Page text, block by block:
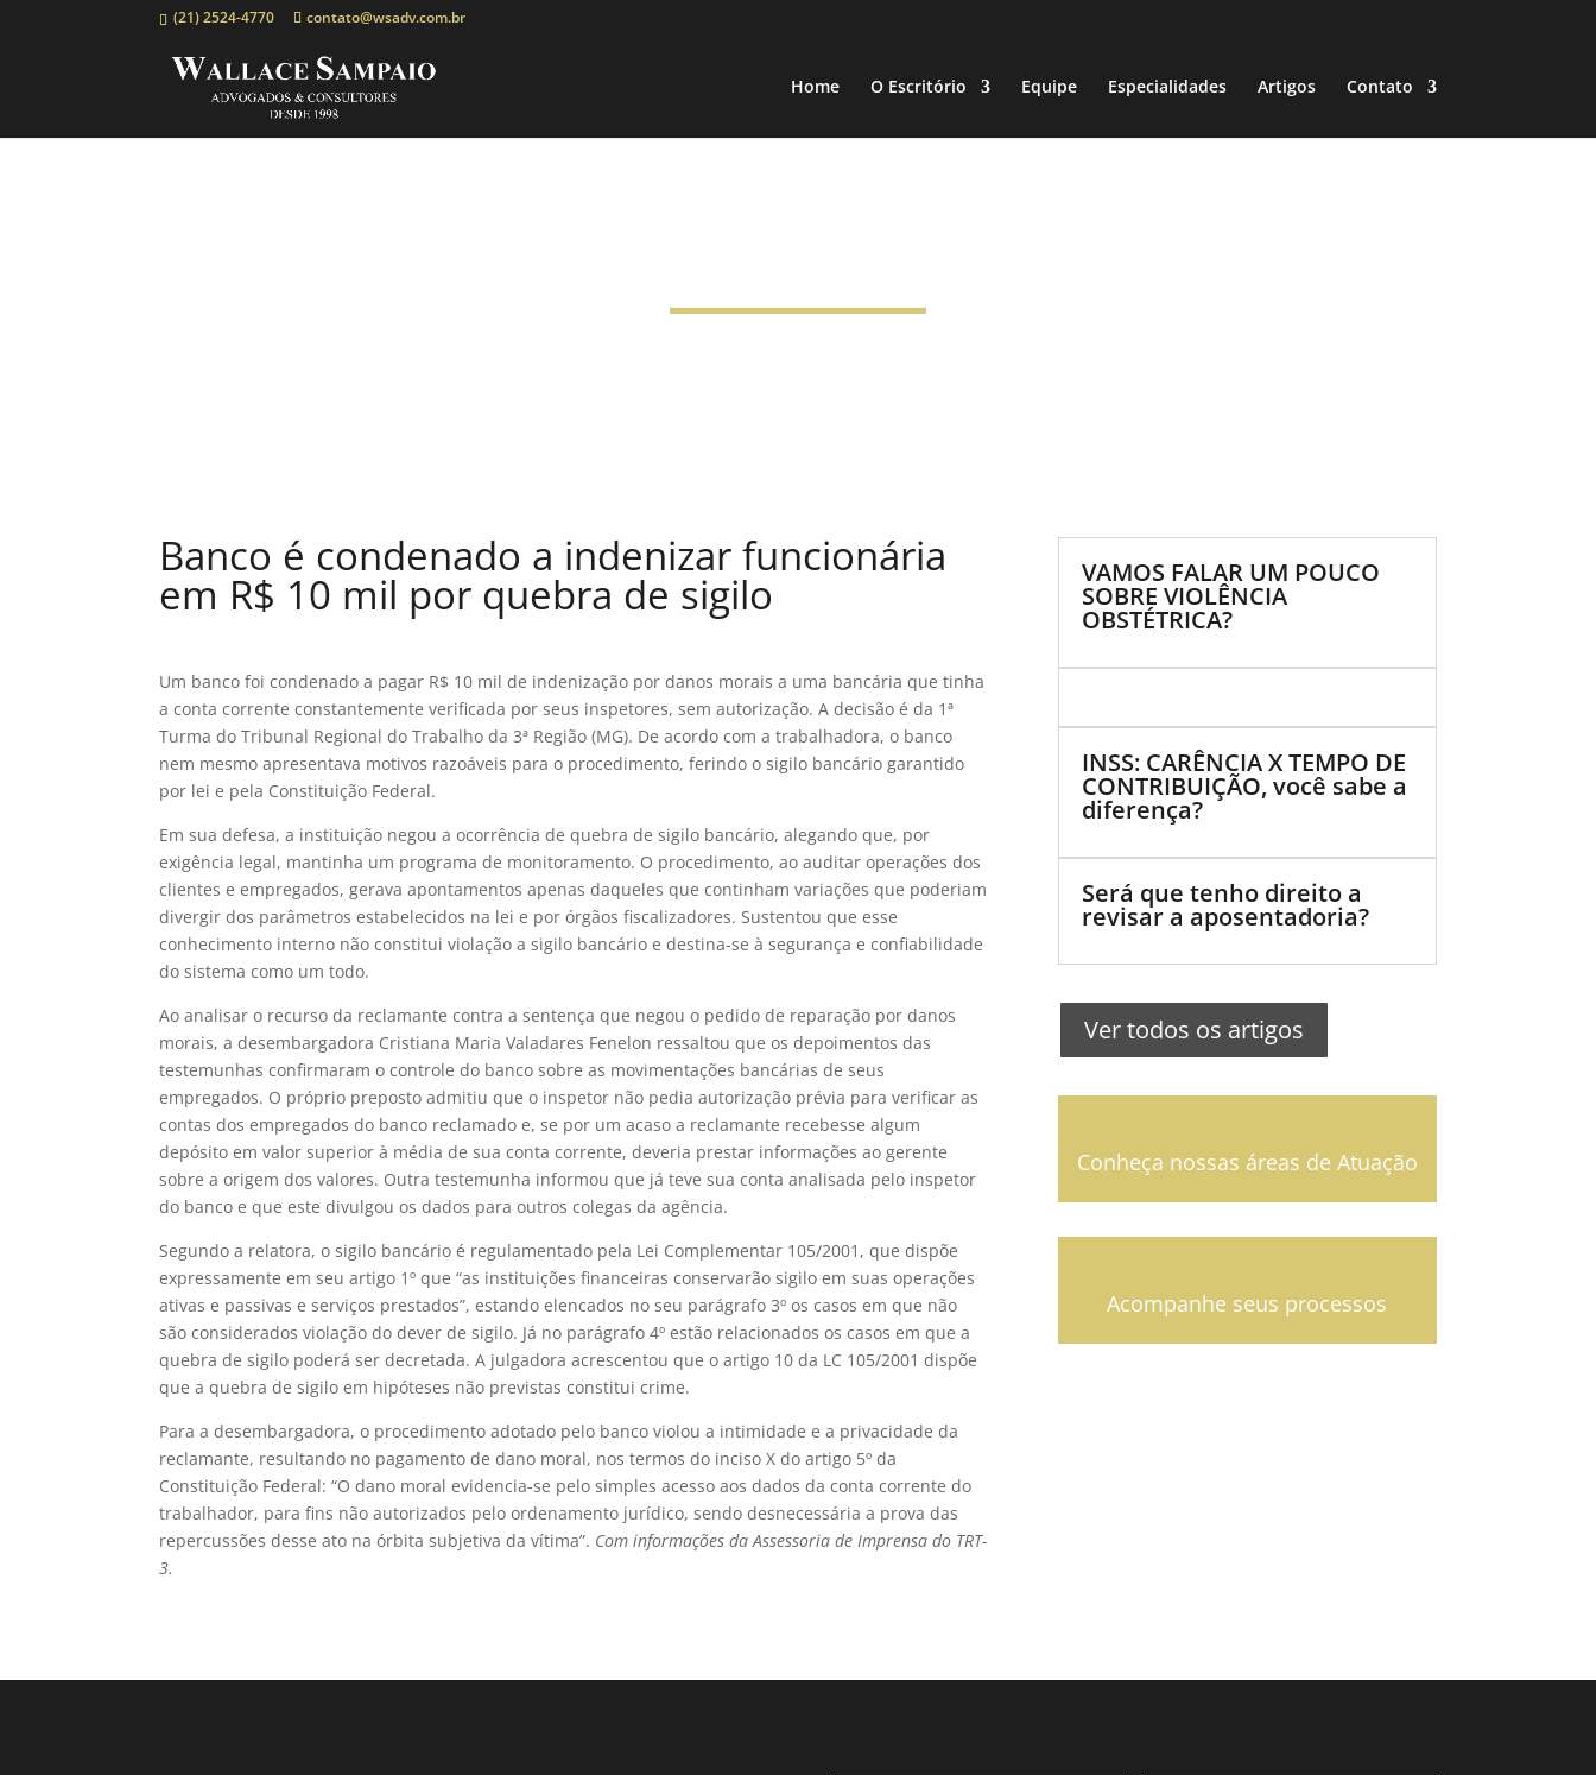
(21) 2524-4770 contato@wsadv.com.br
Home O Escritório Equipe Especialidades Artigos Contato
Banco é condenado a indenizar funcionária
em R$ 10 mil por quebra de sigilo
Um banco foi condenado a pagar R$ 10 mil de indenização por danos morais a uma bancária que tinha
a conta corrente constantemente verificada por seus inspetores, sem autorização. A decisão é da 1ª
Turma do Tribunal Regional do Trabalho da 3ª Região (MG). De acordo com a trabalhadora, o banco
nem mesmo apresentava motivos razoáveis para o procedimento, ferindo o sigilo bancário garantido
por lei e pela Constituição Federal.
Em sua defesa, a instituição negou a ocorrência de quebra de sigilo bancário, alegando que, por
exigência legal, mantinha um programa de monitoramento. O procedimento, ao auditar operações dos
clientes e empregados, gerava apontamentos apenas daqueles que continham variações que poderiam
divergir dos parâmetros estabelecidos na lei e por órgãos fiscalizadores. Sustentou que esse
conhecimento interno não constitui violação a sigilo bancário e destina-se à segurança e confiabilidade
do sistema como um todo.
Ao analisar o recurso da reclamante contra a sentença que negou o pedido de reparação por danos
morais, a desembargadora Cristiana Maria Valadares Fenelon ressaltou que os depoimentos das
testemunhas confirmaram o controle do banco sobre as movimentações bancárias de seus
empregados. O próprio preposto admitiu que o inspetor não pedia autorização prévia para verificar as
contas dos empregados do banco reclamado e, se por um acaso a reclamante recebesse algum
depósito em valor superior à média de sua conta corrente, deveria prestar informações ao gerente
sobre a origem dos valores. Outra testemunha informou que já teve sua conta analisada pelo inspetor
do banco e que este divulgou os dados para outros colegas da agência.
Segundo a relatora, o sigilo bancário é regulamentado pela Lei Complementar 105/2001, que dispõe
expressamente em seu artigo 1º que “as instituições financeiras conservarão sigilo em suas operações
ativas e passivas e serviços prestados”, estando elencados no seu parágrafo 3º os casos em que não
são considerados violação do dever de sigilo. Já no parágrafo 4º estão relacionados os casos em que a
quebra de sigilo poderá ser decretada. A julgadora acrescentou que o artigo 10 da LC 105/2001 dispõe
que a quebra de sigilo em hipóteses não previstas constitui crime.
Para a desembargadora, o procedimento adotado pelo banco violou a intimidade e a privacidade da
reclamante, resultando no pagamento de dano moral, nos termos do inciso X do artigo 5º da
Constituição Federal: “O dano moral evidencia-se pelo simples acesso aos dados da conta corrente do
trabalhador, para fins não autorizados pelo ordenamento jurídico, sendo desnecessária a prova das
repercussões desse ato na órbita subjetiva da vítima”. Com informações da Assessoria de Imprensa do TRT-
3.
VAMOS FALAR UM POUCO
SOBRE VIOLÊNCIA
OBSTÉTRICA?
INSS: CARÊNCIA X TEMPO DE
CONTRIBUIÇÃO, você sabe a
diferença?
Será que tenho direito a
revisar a aposentadoria?
Ver todos os artigos
Conheça nossas áreas de Atuação
Acompanhe seus processos